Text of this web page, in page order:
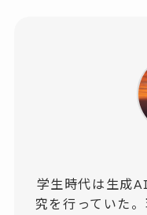
学生時代は生成
究を行っていた